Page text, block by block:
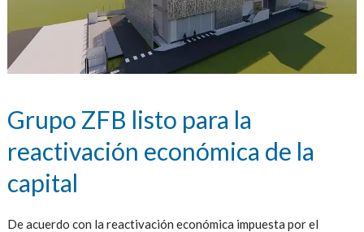
Grupo ZFB listo para la
reactivación económica de la
capital
De acuerdo con la reactivación económica impuesta por el